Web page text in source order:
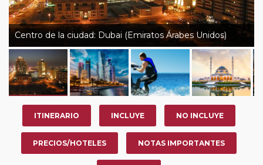
Centro de la ciudad: Dubai (Emiratos Árabes Unidos)
ITINERARIO INCLUYE NO INCLUYE
PRECIOS/HOTELES NOTAS IMPORTANTES